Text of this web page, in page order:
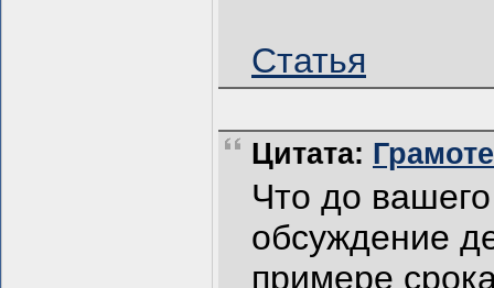
Статья
Цитата:
Что до
обсуждение
примере